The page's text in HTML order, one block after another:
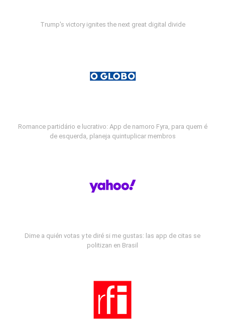
Trump's victory ignites the next great digital divide
Romance partidário e lucrativo: App de namoro Fyra, para quem é
de esquerda, planeja quintuplicar membros
Dime a quién votas y te diré si me gustas: las app de citas se
politizan en Brasil